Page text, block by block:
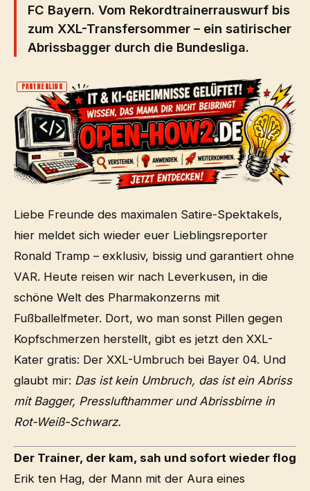
FC Bayern. Vom Rekordtrainerrauswurf bis
zum XXL-Transfersommer – ein satirischer
Abrissbagger durch die Bundesliga.
PARTNERLINK
Liebe Freunde des maximalen Satire-Spektakels,
hier meldet sich wieder euer Lieblingsreporter
Ronald Tramp – exklusiv, bissig und garantiert ohne
VAR. Heute reisen wir nach Leverkusen, in die
schöne Welt des Pharmakonzerns mit
Fußballelfmeter. Dort, wo man sonst Pillen gegen
Kopfschmerzen herstellt, gibt es jetzt den XXL-
Kater gratis: Der XXL-Umbruch bei Bayer 04. Und
glaubt mir: Das ist kein Umbruch, das ist ein Abriss
mit Bagger, Presslufthammer und Abrissbirne in
Rot-Weiß-Schwarz.
Der Trainer, der kam, sah und sofort wieder flog
Erik ten Hag, der Mann mit der Aura eines